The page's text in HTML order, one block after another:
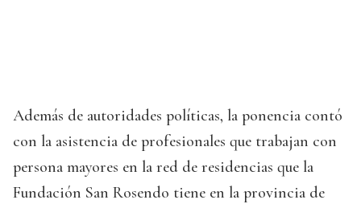
Además de autoridades políticas, la ponencia contó
con la asistencia de profesionales que trabajan con
persona mayores en la red de residencias que la
Fundación San Rosendo tiene en la provincia de